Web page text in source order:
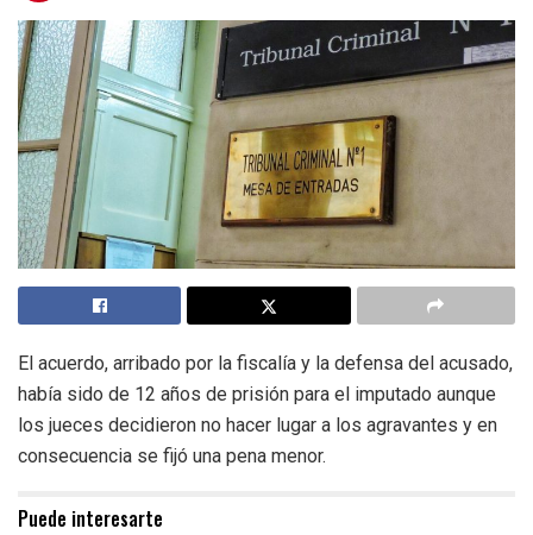
El acuerdo, arribado por la fiscalía y la defensa del acusado,
había sido de 12 años de prisión para el imputado aunque
los jueces decidieron no hacer lugar a los agravantes y en
consecuencia se fijó una pena menor.
Puede interesarte